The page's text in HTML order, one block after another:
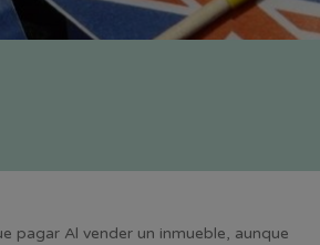
pagar Al vender un inmueble, aunque